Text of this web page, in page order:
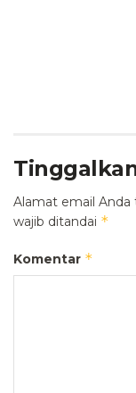
Alamat email Anda
wajib ditandai *
Komentar *